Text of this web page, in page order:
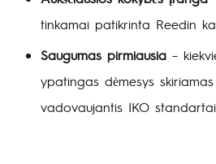
tinkamai patikrinta Reedin
Saugumas pirmiausia –
ypatingas dėmesys
vadovaujantis IKO